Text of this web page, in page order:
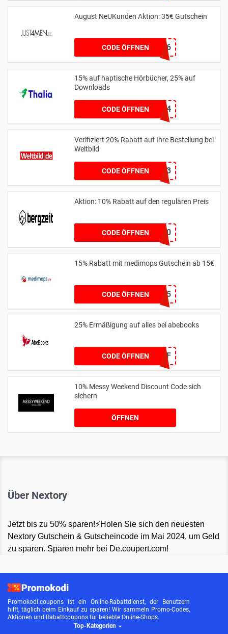
August NeUKunden Aktion: 35€ Gutschein
CODE ÖFFNEN
AWH6G5L4T5Q6
15% auf haptische Hörbücher, 25% auf
Downloads
CODE ÖFFNEN
HOERBUCHSALE24
Verifiziert 20% Rabatt auf Ihre Bestellung bei
Weltbild
CODE ÖFFNEN20HASE23
Aktion: 10% Rabatt auf den regulären Preis
CODE ÖFFNENHATS10
15% Rabatt mit medimops Gutschein ab 15€
CODE ÖFFNENSale15
25% Ermäßigung auf alles bei abebooks
CODE ÖFFNEN25OFF
10% Messy Weekend Discount Code sich
sichern
ÖFFNEN
Über Nextory
Jetzt bis zu 50% sparen!⚡Holen Sie sich den neuesten
Nextory Gutschein & Gutscheincode im Mai 2024, um Geld
zu sparen. Sparen mehr bei De.coupert.com!
Promokodi.coupons ist ein Online-Rabattdienst, der Benutzern
hilft, täglich beim Einkauf zu sparen! Wir sammeln Promo-Codes,
Aktionen und Rabattcoupons für beliebte Online-Shops.
Top-Kategorien